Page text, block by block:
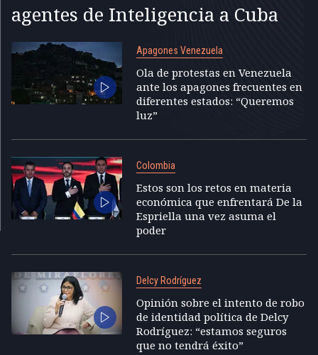
agentes de Inteligencia a Cuba
Apagones Venezuela
Ola de protestas en Venezuela
ante los apagones frecuentes en
diferentes estados: “Queremos
luz”
Colombia
Estos son los retos en materia
económica que enfrentará De la
Espriella una vez asuma el
poder
Delcy Rodríguez
Opinión sobre el intento de robo
de identidad política de Delcy
Rodríguez: “estamos seguros
que no tendrá éxito”